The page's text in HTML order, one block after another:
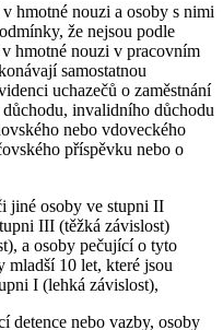
hmotné nouzi a osoby s nimi
že nejsou podle
hmotné nouzi v pracovním
samostatnou
uchazečů o zaměstnání
invalidního důchodu
nebo vdoveckého
příspěvku nebo o
jiné osoby ve stupni II
III (těžká závislost)
a osoby pečující o tyto
mladší 10 let, které jsou
I (lehká závislost),
detence nebo vazby, osoby